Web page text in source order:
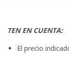
TEN EN CUENTA:
El precio